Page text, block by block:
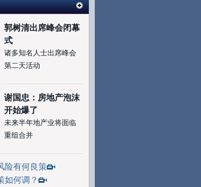
郭树清出席峰会闭幕
式
诸多知名人士出席峰会
第二天活动
谢国忠：房地产泡沫
开始爆了
未来半年地产业将面临
重组合并
险有何良策
如何调？